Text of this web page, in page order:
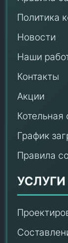
Политика
Новости
Наши
Контакты
Акции
График
Правила
УСЛУГИ